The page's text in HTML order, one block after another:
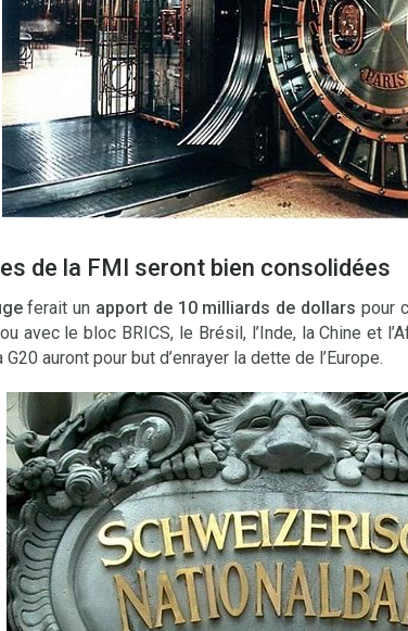
de la FMI seront bien consolidées
ferait un apport de 10 milliards de dollars pour
avec le bloc BRICS, le Brésil, l’Inde, la Chine et
auront pour but d’enrayer la dette de l’Europe.